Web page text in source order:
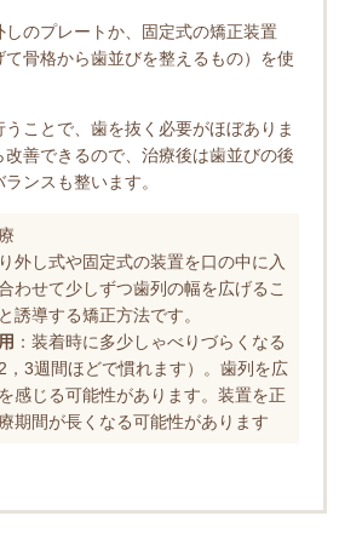
しのプレートか、固定式の矯正装置
骨格から歯並びを整えるもの）を使
ことで、歯を抜く必要がほぼありま
善できるので、治療後は歯並びの後
ンスも整います。
り外し式や固定式の装置を口の中に入
わせて少しずつ歯列の幅を広げるこ
誘導する矯正方法です。
：装着時に多少しゃべりづらくなる
，3週間ほどで慣れます）。歯列を広
感じる可能性があります。装置を正
期間が長くなる可能性があります